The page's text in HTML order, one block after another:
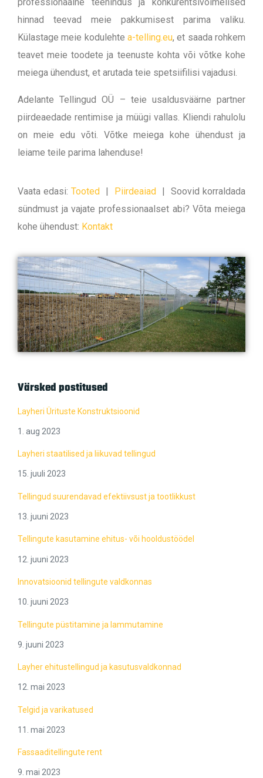
hinnad teevad meie pakkumisest parima valiku.
Külastage meie kodulehte a-telling.eu, et saada rohkem
teavet meie toodete ja teenuste kohta või võtke kohe
meiega ühendust, et arutada teie spetsiifilisi vajadusi.
Adelante Tellingud OÜ – teie usaldusväärne partner
piirdeaedade rentimise ja müügi vallas. Kliendi rahulolu
on meie edu võti. Võtke meiega kohe ühendust ja
leiame teile parima lahenduse!
Vaata edasi: Tooted | Piirdeaiad | Soovid korraldada
sündmust ja vajate professionaalset abi? Võta meiega
kohe ühendust: Kontakt
Värsked postitused
Layheri Ürituste Konstruktsioonid
1. aug 2023
Layheri staatilised ja liikuvad tellingud
15. juuli 2023
Tellingud suurendavad efektiivsust ja tootlikkust
13. juuni 2023
Tellingute kasutamine ehitus- või hooldustöödel
12. juuni 2023
Innovatsioonid tellingute valdkonnas
10. juuni 2023
Tellingute püstitamine ja lammutamine
9. juuni 2023
Layher ehitustellingud ja kasutusvaldkonnad
12. mai 2023
Telgid ja varikatused
11. mai 2023
Fassaaditellingute rent
9. mai 2023